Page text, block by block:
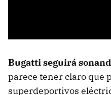
Bugatti seguirá
parece tener claro que
superdeportivos